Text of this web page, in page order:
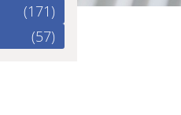
(171)
(57)